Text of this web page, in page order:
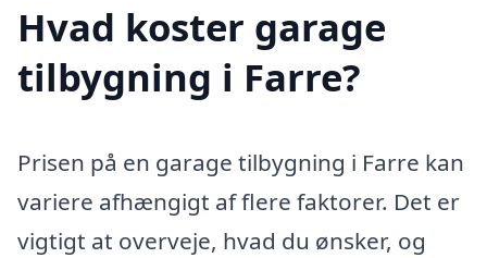
Hvad koster garage
tilbygning i Farre?
Prisen på en garage tilbygning i Farre kan
variere afhængigt af flere faktorer. Det er
vigtigt at overveje, hvad du ønsker, og